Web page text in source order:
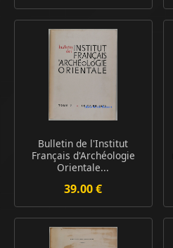
Bulletin de l'Institut
Français d'Archéologie
Orientale...
39.00 €